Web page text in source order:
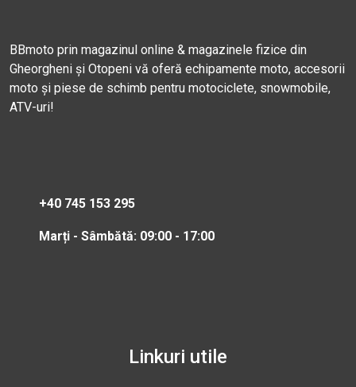
BBmoto prin magazinul online & magazinele fizice din
Gheorgheni și Otopeni vă oferă echipamente moto, accesorii
moto și piese de schimb pentru motociclete, snowmobile,
ATV-uri!
+40 745 153 295
Marți - Sâmbătă: 09:00 - 17:00
Linkuri utile